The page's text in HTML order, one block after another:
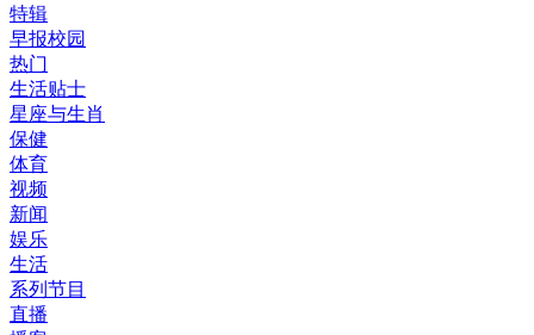
特辑
早报校园
热门
生活贴士
星座与生肖
保健
体育
视频
新闻
娱乐
生活
系列节目
直播